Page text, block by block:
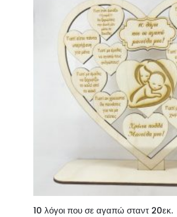
10 λόγοι που σε αγαπώ σταντ 20εκ.